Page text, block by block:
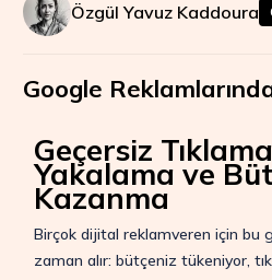
Özgül Yavuz Kaddoura
Google
Geçersiz
Yakalama ve
Kazanma
Birçok dijital reklamveren için bu
zaman alır: bütçeniz tükeniyor,